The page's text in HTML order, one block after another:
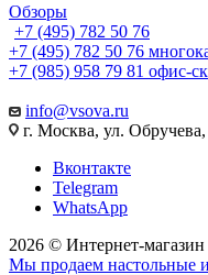
Обзоры
+7 (495) 782 50 76
+7 (495) 782 50 76
+7 (985) 958 79 81 офис-
info@vsova.ru
г. Москва, ул.
Вконтакте
Telegram
WhatsApp
2026 © Интернет-магазин
Мы продаем настольные